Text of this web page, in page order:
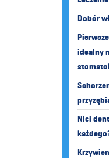
Dobór
idealny
Nici